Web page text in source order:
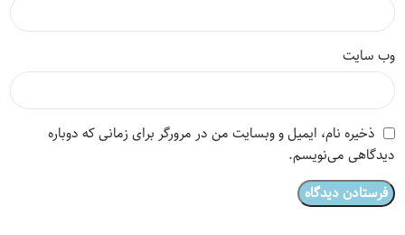
وب‌ سایت
ذخیره نام، ایمیل و وبسایت من در مرورگر برای زمانی که دوباره
دیدگاهی می‌نویسم.